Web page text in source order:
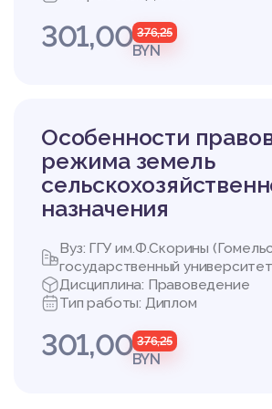
о
301,00 376,25
BYN
Особенности
режима земель
назначения
Вуз: ГГУ им.Ф.Скорины
государственный
Дисциплина: Правоведение
Тип работы: Диплом
301,00 376,25
BYN